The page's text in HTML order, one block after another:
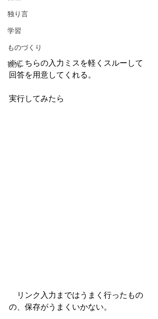
独り言
学習
ものづくり
観光
※こちらの入力ミスを軽くスルーして
回答を用意してくれる。
実行してみたら
リンク入力まではうまく行ったもの
の、保存がうまくいかない。